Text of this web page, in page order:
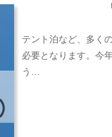
テント泊など、多く
必要となります。今
う…